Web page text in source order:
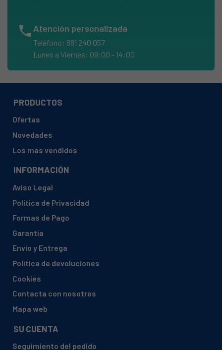
phone Atención personalizada
Teléfono: 881 240 057
Lunes a Viernes: 09:00 - 14:00
PRODUCTOS
Ofertas
Novedades
Los más vendidos
INFORMACIÓN
Aviso Legal
Política de Privacidad
Formas de Pago
Garantía
Envío y Entrega
Política de devoluciones
Cookies
Contacta con nosotros
Mapa web
SU CUENTA
Seguimiento del pedido